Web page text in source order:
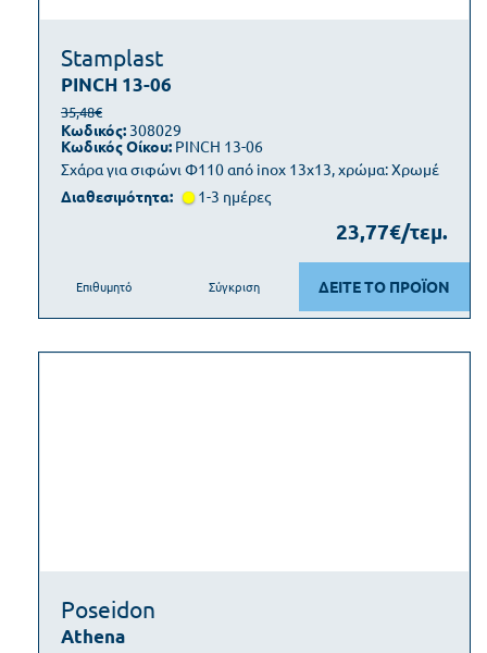
Stamplast
PINCH 13-06
Σχάρα για σιφώνι Φ110 από inox 13x13, χρώμα: Χρωμέ
35,48€
Κωδικός: 308029
Κωδικός Οίκου: PINCH 13-06
Διαθεσιμότητα: 1-3 ημέρες
23,77€/τεμ.
ΔΕΙΤΕ ΤΟ ΠΡΟΪΟΝ
Επιθυμητό Σύγκριση
Poseidon
Athena